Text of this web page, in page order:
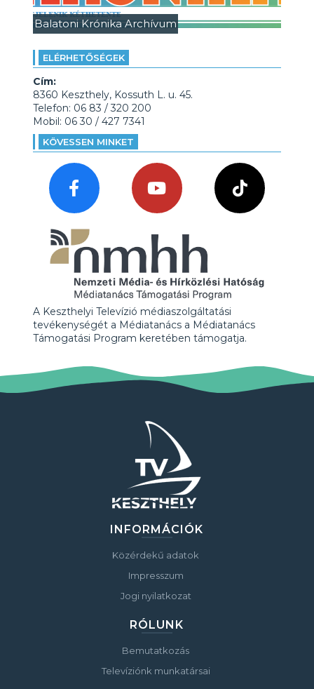
Balatoni Krónika Archívum
ELÉRHETŐSÉGEK
Cím:
8360 Keszthely, Kossuth L. u. 45.
Telefon: 06 83 / 320 200
Mobil: 06 30 / 427 7341
KÖVESSEN MINKET
A Keszthelyi Televízió médiaszolgáltatási
tevékenységét a Médiatanács a Médiatanács
Támogatási Program keretében támogatja.
INFORMÁCIÓK
Közérdekű adatok
Impresszum
Jogi nyilatkozat
RÓLUNK
Bemutatkozás
Televíziónk munkatársai